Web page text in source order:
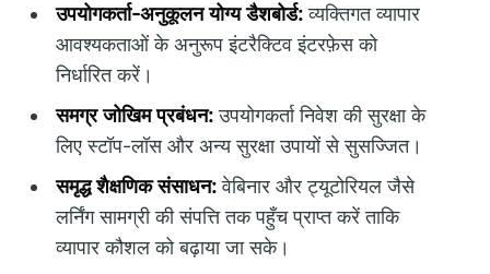
उपयोगकर्ता-अनुकूलन योग्य डैशबोर्ड:व्यक्तिगत व्यापार
आवश्यकताओं के अनुरूप इंटरैक्टिव इंटरफ़ेस को
निर्धारित करें।
समग्र जोखिम प्रबंधन:उपयोगकर्ता निवेश की सुरक्षा के
लिए स्टॉप-लॉस और अन्य सुरक्षा उपायों से सुसज्जित।
समृद्ध शैक्षणिक संसाधन:वेबिनार और ट्यूटोरियल जैसे
लर्निंग सामग्री की संपत्ति तक पहुँच प्राप्त करें ताकि
व्यापार कौशल को बढ़ाया जा सके।